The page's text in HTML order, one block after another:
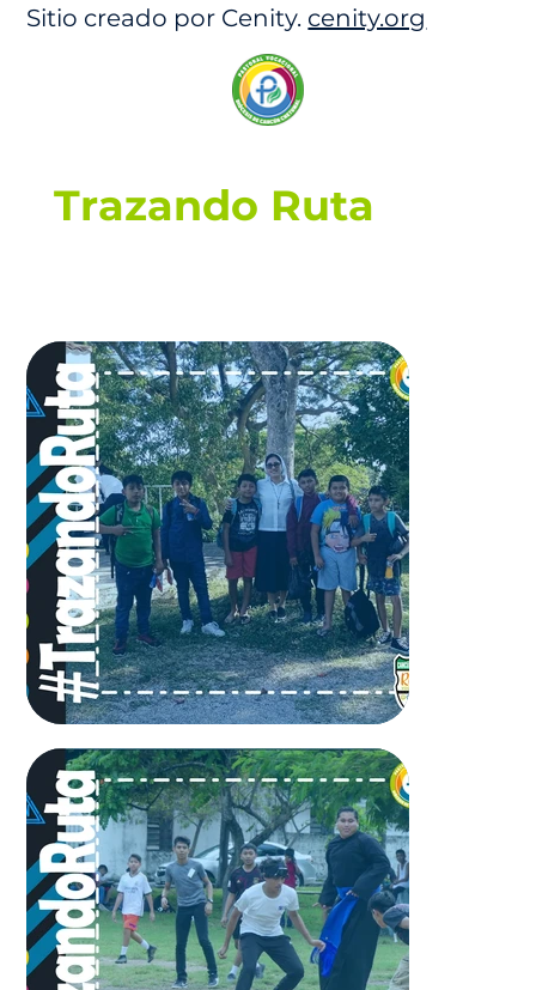
Sitio creado por Cenity. cenity.org
Trazando Ruta